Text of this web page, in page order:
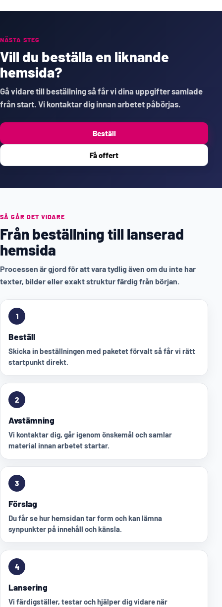
NÄSTA STEG
Vill du beställa en liknande
hemsida?
Gå vidare till beställning så får vi dina uppgifter samlade
från start. Vi kontaktar dig innan arbetet påbörjas.
Beställ
Få offert
SÅ GÅR DET VIDARE
Från beställning till lanserad
hemsida
Processen är gjord för att vara tydlig även om du inte har
texter, bilder eller exakt struktur färdig från början.
1
Beställ
Skicka in beställningen med paketet förvalt så får vi rätt
startpunkt direkt.
2
Avstämning
Vi kontaktar dig, går igenom önskemål och samlar
material innan arbetet startar.
3
Förslag
Du får se hur hemsidan tar form och kan lämna
synpunkter på innehåll och känsla.
4
Lansering
Vi färdigställer, testar och hjälper dig vidare när